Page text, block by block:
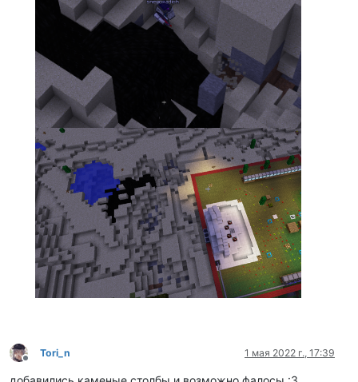
Не в сети
Tori_n 1 мая 2022 г., 17:39